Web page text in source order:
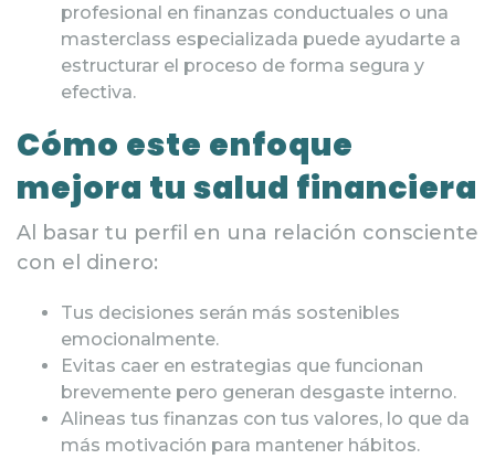
profesional en finanzas conductuales o una
masterclass especializada puede ayudarte a
estructurar el proceso de forma segura y
efectiva.
Cómo este enfoque
mejora tu salud financiera
Al basar tu perfil en una relación consciente
con el dinero:
Tus decisiones serán más sostenibles
emocionalmente.
Evitas caer en estrategias que funcionan
brevemente pero generan desgaste interno.
Alineas tus finanzas con tus valores, lo que da
más motivación para mantener hábitos.